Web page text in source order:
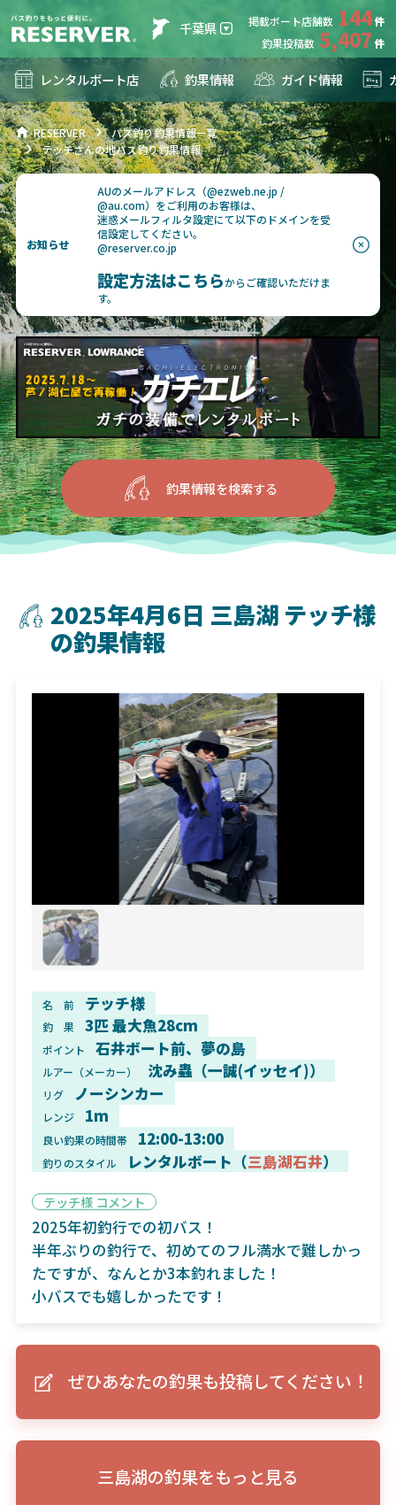
千葉県 掲載ボート店舗数 144
釣果投稿数 5,407
レンタルボート店 釣果情報 ガイド情報
RESERVER
バス釣り釣果情報一覧
テッチさんの地バス釣り釣果情報
お知らせ
AUのメールアドレス（@ezweb.ne.jp /
@au.com）をご利用のお客様は、
迷惑メールフィルタ設定にて以下のドメインを受
信設定してください。
@reserver.co.jp
設定方法はこちらからご確認いただけま
す。
釣果情報を検索する
2025年4月6日 三島湖 テッチ様
の釣果情報
名 前 テッチ様
釣 果 3匹 最大魚28cm
ポイント 石井ボート前、夢の島
ルアー（メーカー） 沈み蟲（一誠(イッセイ)）
リグ ノーシンカー
レンジ 1m
良い釣果の時間帯 12:00-13:00
釣りのスタイル レンタルボート（三島湖石井）
テッチ様 コメント
2025年初釣行での初バス！
半年ぶりの釣行で、初めてのフル満水で難しかっ
たですが、なんとか3本釣れました！
小バスでも嬉しかったです！
ぜひあなたの釣果も投稿してください！
三島湖の釣果をもっと見る